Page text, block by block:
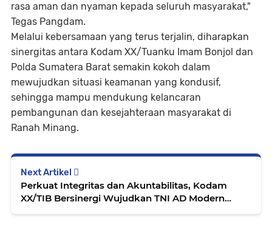
rasa aman dan nyaman kepada seluruh masyarakat,"
Tegas Pangdam.
Melalui kebersamaan yang terus terjalin, diharapkan
sinergitas antara Kodam XX/Tuanku Imam Bonjol dan
Polda Sumatera Barat semakin kokoh dalam
mewujudkan situasi keamanan yang kondusif,
sehingga mampu mendukung kelancaran
pembangunan dan kesejahteraan masyarakat di
Ranah Minang.
Next Artikel
Perkuat Integritas dan Akuntabilitas, Kodam
XX/TIB Bersinergi Wujudkan TNI AD Modern